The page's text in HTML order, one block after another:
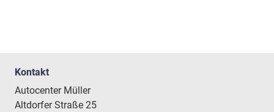
Kontakt
Autocenter Müller
Altdorfer Straße 25